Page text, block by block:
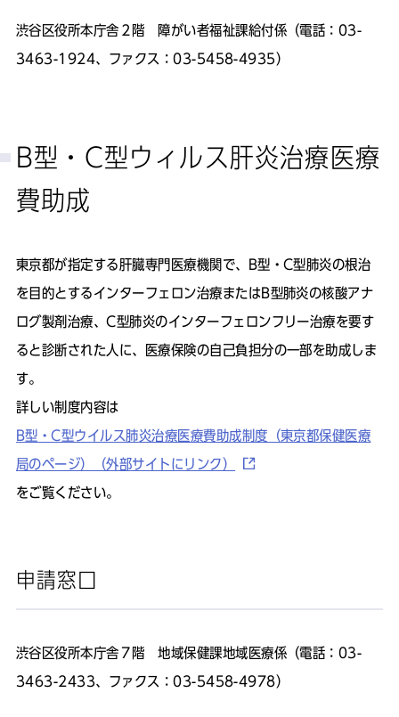
渋谷区役所本庁舎２階 障がい者福祉課給付係（電話：03-
3463-1924、ファクス：03-5458-4935）
B型・C型ウィルス肝炎治療医療
費助成
東京都が指定する肝臓専門医療機関で、B型・C型肺炎の根治
を目的とするインターフェロン治療またはB型肺炎の核酸アナ
ログ製剤治療、C型肺炎のインターフェロンフリー治療を要す
ると診断された人に、医療保険の自己負担分の一部を助成しま
す。
詳しい制度内容は
B型・C型ウイルス肺炎治療医療費助成制度（東京都保健医療
局のページ）（外部サイトにリンク）
をご覧ください。
申請窓口
渋谷区役所本庁舎７階 地域保健課地域医療係（電話：03-
3463-2433、 ファクス ：03-5458-4978）